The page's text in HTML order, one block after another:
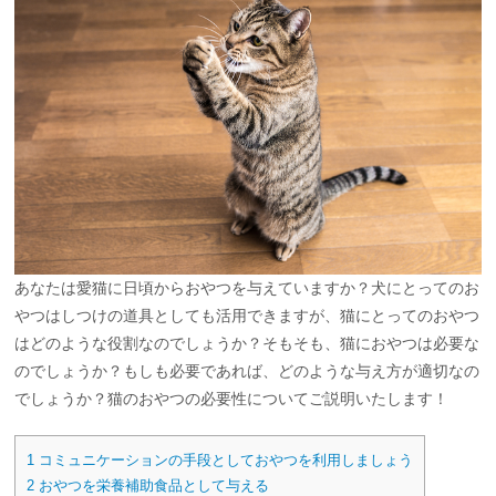
あなたは愛猫に日頃からおやつを与えていますか？犬にとってのお
やつはしつけの道具としても活用できますが、猫にとってのおやつ
はどのような役割なのでしょうか？そもそも、猫におやつは必要な
のでしょうか？もしも必要であれば、どのような与え方が適切なの
でしょうか？猫のおやつの必要性についてご説明いたします！
1 コミュニケーションの手段としておやつを利用しましょう
2 おやつを栄養補助食品として与える